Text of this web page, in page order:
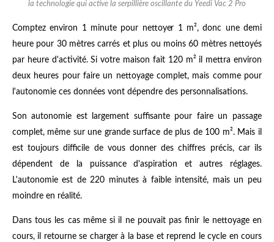
la technologie qui active la serpillière oscillante du Yeedi Vac 2 Pro
Comptez environ 1 minute pour nettoyer 1 m², donc une demi
heure pour 30 mètres carrés et plus ou moins 60 mètres nettoyés
par heure d'activité. Si votre maison fait 120 m² il mettra environ
deux heures pour faire un nettoyage complet, mais comme pour
l'autonomie ces données vont dépendre des personnalisations.
Son autonomie est largement suffisante pour faire un passage
complet, même sur une grande surface de plus de 100 m². Mais il
est toujours difficile de vous donner des chiffres précis, car ils
dépendent de la puissance d'aspiration et autres réglages.
L'autonomie est de 220 minutes à faible intensité, mais un peu
moindre en réalité.
Dans tous les cas même si il ne pouvait pas finir le nettoyage en
cours, il retourne se charger à la base et reprend le cycle en cours